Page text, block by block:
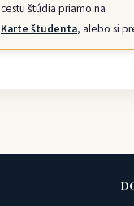
cestu štúdia priamo na
Karte študenta, alebo si